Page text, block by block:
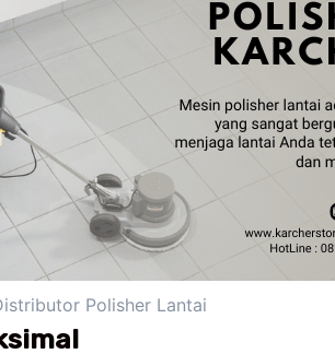
Polisher Lantai